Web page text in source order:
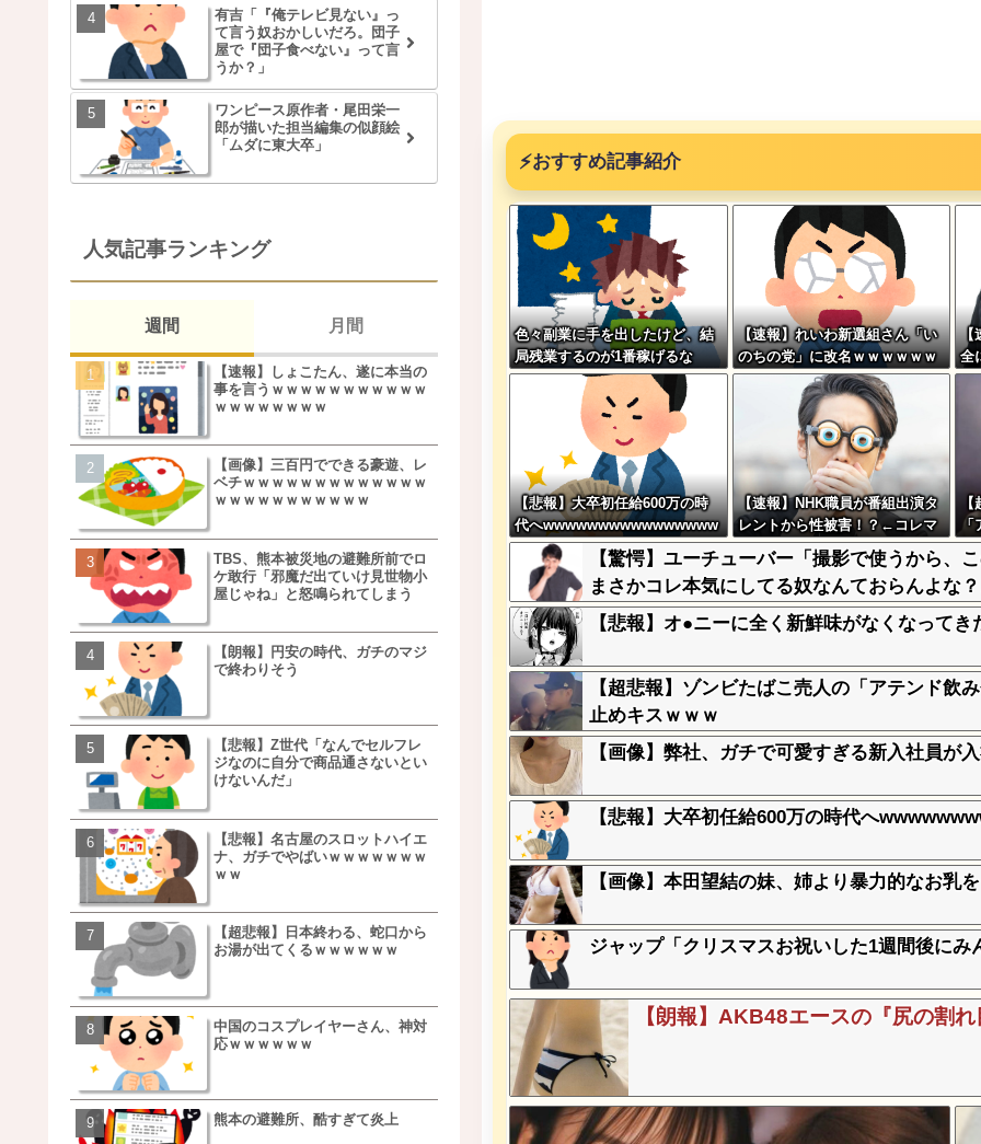
⚡おすすめ記事紹介
色々副業に手を出したけど、結
局残業するのが1番稼げるな
【速報】れいわ新選組さん「い
のちの党」に改名ｗｗｗｗｗｗ
ｗｗ
【
全
w
【悲報】大卒初任給600万の時
代へwwwwwwwwwwwwwwww
www
【速報】NHK職員が番組出演タ
レントから性被害！？←コレマ
ジならヤバくねーか？
「
プ
止
【驚愕】ユーチューバー「撮影で使うから
まさかコレ本気にしてる奴なんておらんよな
【悲報】オ●ニーに全く新鮮味がなくなって
【超悲報】ゾンビたばこ売人の「アテンド飲
止めキスｗｗｗ
【画像】弊社、ガチで可愛すぎる新入社員が
【悲報】大卒初任給600万の時代へ
【画像】本田望結の妹、姉より暴力的なお乳
ジャップ「クリスマスお祝いした1週間後に
【朗報】AKB48エースの『尻の割
有吉「『俺テレビ見ない』っ
て言う奴おかしいだろ。団子
屋で『団子食べない』って言
うか？」
ワンピース原作者・尾田栄一
郎が描いた担当編集の似顔絵
「ムダに東大卒」
人気記事ランキング
週間
【速報】しょこたん、遂に本当の
事を言うｗｗｗｗｗｗｗｗｗｗｗ
ｗｗｗｗｗｗｗｗ
【画像】三百円でできる豪遊、レ
ベチｗｗｗｗｗｗｗｗｗｗｗｗｗ
ｗｗｗｗｗｗｗｗｗｗｗ
TBS、熊本被災地の避難所前でロ
ケ敢行「邪魔だ出ていけ見世物小
屋じゃね」と怒鳴られてしまう
【朗報】円安の時代、ガチのマジ
で終わりそう
【悲報】Z世代「なんでセルフレ
ジなのに自分で商品通さないとい
けないんだ」
【悲報】名古屋のスロットハイエ
ナ、ガチでやばいｗｗｗｗｗｗｗ
ｗｗ
【超悲報】日本終わる、蛇口から
お湯が出てくるｗｗｗｗｗｗ
中国のコスプレイヤーさん、神対
応ｗｗｗｗｗｗ
熊本の避難所、酷すぎて炎上
月間
松本若菜(42歳)とかいう突然現れ
た美人おばさん女優ｗｗｗｗｗｗ
ｗ
鬼越トマホーク良ちゃん、吉本を
事実上のクビにｗｗｗ
【画像】キモいオジサンが着てる
服一覧がこちらｗｗｗｗｗｗｗｗ
ｗ
【速報】しょこたん、遂に本当の
事を言うｗｗｗｗｗｗｗｗｗｗｗ
【朗報】NOギルティ炭酸、登場
ｗｗｗｗｗｗｗｗｗｗｗｗ
【画像】例の梨を5000個失った農
家さん、少し流れが変わってくる
【悲報】日本、ついに駅そばの値
段が限界突破ｗｗｗｗｗｗｗｗｗ
【悲報】すき家、炎上ｗｗｗｗｗ
ｗｗｗｗｗｗｗｗｗｗｗｗｗｗｗ
【画像】三百円でできる豪遊、レ
ベチｗｗｗｗｗｗｗｗｗｗｗｗｗ